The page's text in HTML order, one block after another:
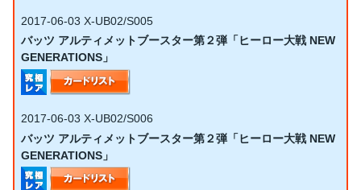
2017-06-03 X-UB02/S005
バッツ アルティメットブースター第２弾「ヒーロー大戦 NEW
GENERATIONS」
2017-06-03 X-UB02/S006
バッツ アルティメットブースター第２弾「ヒーロー大戦 NEW
GENERATIONS」